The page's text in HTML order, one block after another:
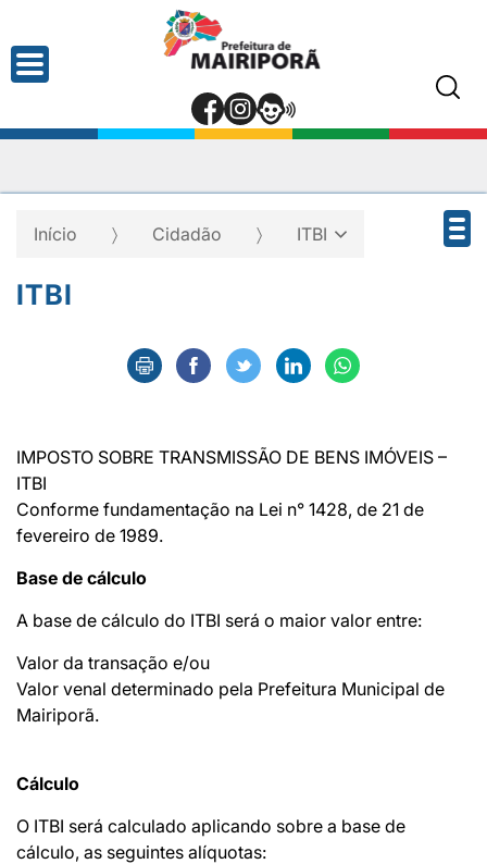
Início Cidadão ITBI
ITBI
IMPOSTO SOBRE TRANSMISSÃO DE BENS IMÓVEIS –
ITBI
Conforme fundamentação na Lei n° 1428, de 21 de
fevereiro de 1989.
Base de cálculo
A base de cálculo do ITBI será o maior valor entre:
Valor da transação e/ou
Valor venal determinado pela Prefeitura Municipal de
Mairiporã.
Cálculo
O ITBI será calculado aplicando sobre a base de
cálculo, as seguintes alíquotas: